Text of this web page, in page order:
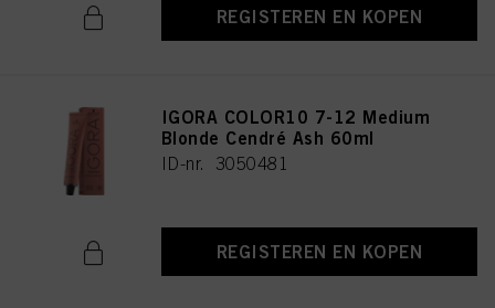
REGISTEREN EN KOPEN
IGORA COLOR10 7-12 Medium
Blonde Cendré Ash 60ml
ID-nr. 3050481
REGISTEREN EN KOPEN